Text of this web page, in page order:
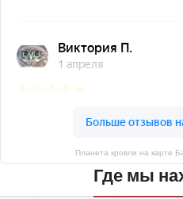
Планета кровли на карте
Где мы